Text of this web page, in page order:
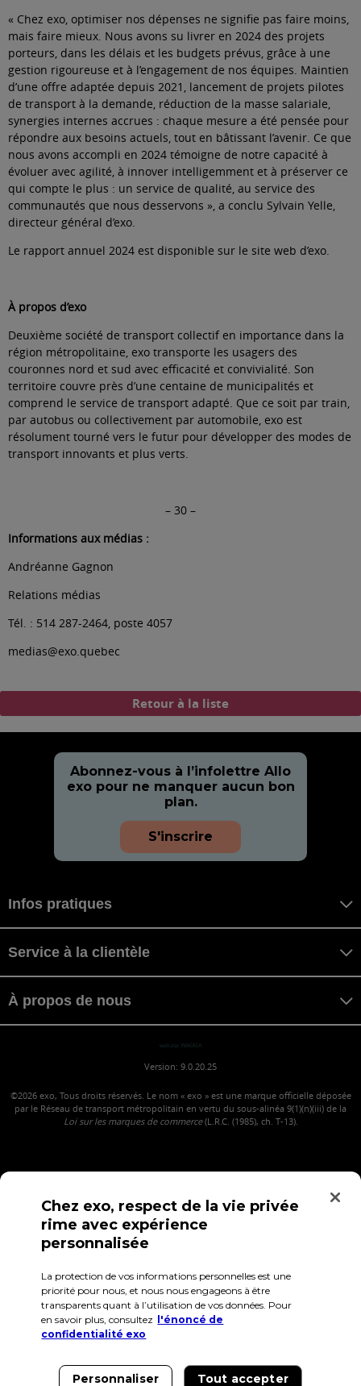
« Chez exo, optimiser nos dépenses ne signifie pas faire moins,
mais faire mieux. Nous avons su livrer en 2024 des projets
porteurs, dans les délais et les budgets prévus, grâce à une
gestion rigoureuse et à l’engagement de nos équipes. Maintien
d’une offre adaptée depuis 2021, lancement de projets pilotes
de transport à la demande, réduction de la masse salariale,
synergies internes accrues : chaque mesure a été pensée pour
répondre aux besoins actuels, tout en bâtissant l’avenir. Ce que
nous avons accompli en 2024 témoigne de notre capacité à
évoluer avec agilité, à innover intelligemment et à préserver ce
qui compte le plus : un service de qualité, au service des
communautés que nous desservons », a conclu Sylvain Yelle,
directeur général d’exo.
Le rapport annuel 2024 est disponible sur le site web d’exo.
À propos d’exo
Deuxième société de transport collectif en importance dans la
région métropolitaine, exo transporte les usagers des
couronnes nord et sud avec efficacité et convivialité. Son
territoire couvre près d’une centaine de municipalités et
comprend le service de transport adapté. Que ce soit par train,
par autobus ou collectivement par automobile, exo est
résolument tourné vers le futur pour développer des modes de
transport innovants et plus verts.
– 30 –
Informations aux médias :
Andréanne Gagnon
Relations médias
Tél. : 514 287-2464, poste 4057
medias@exo.quebec
Retour à la liste
Abonnez-vous à l’infolettre Allo
exo pour ne manquer aucun bon
plan.
S'inscrire
Infos pratiques
Service à la clientèle
À propos de nous
wakasa WAKASA
Version: 9.0.20.25
©2026 exo, Tous droits réservés. Le nom « exo » est une marque officielle déposée
par le Réseau de transport métropolitain en vertu du sous-alinéa 9(1)(n)(iii) de la
Loi sur les marques de commerce(L.R.C. (1985), ch. T-13).
Confidentialité Conditions d'utilisation Accès employés
Chez exo, respect de la vie privée
rime avec expérience
personnalisée
La protection de vos informations personnelles est une
priorité pour nous, et nous nous engageons à être
transparents quant à l’utilisation de vos données. Pour
en savoir plus, consultez
l'énoncé de
confidentialité exo
Personnaliser Tout accepter